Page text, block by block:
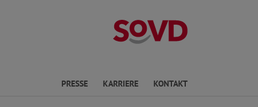
Sprache PRESSE KARRIERE KONTAKT